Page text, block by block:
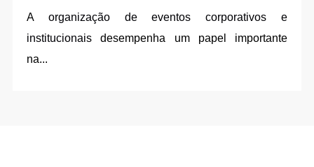
A organização de eventos corporativos e
institucionais desempenha um papel importante
na...